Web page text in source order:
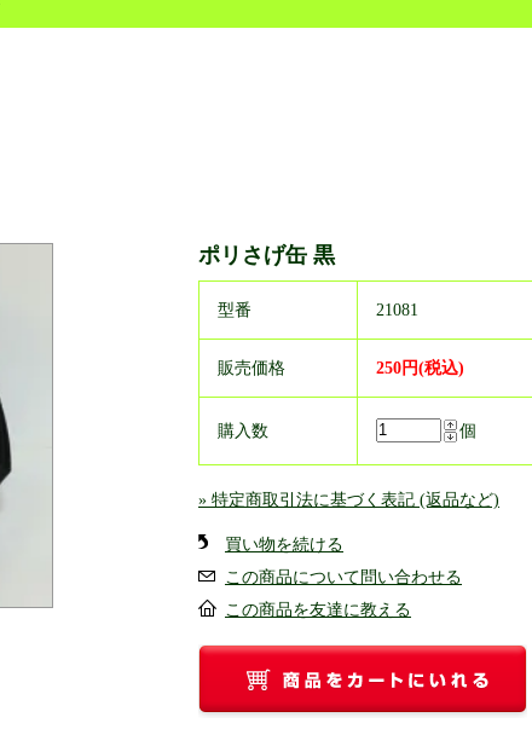
ポリさげ缶 黒
型番 21081
販売価格 250円(税込)
購入数 個
» 特定商取引法に基づく表記 (返品など)
買い物を続ける
この商品について問い合わせる
この商品を友達に教える